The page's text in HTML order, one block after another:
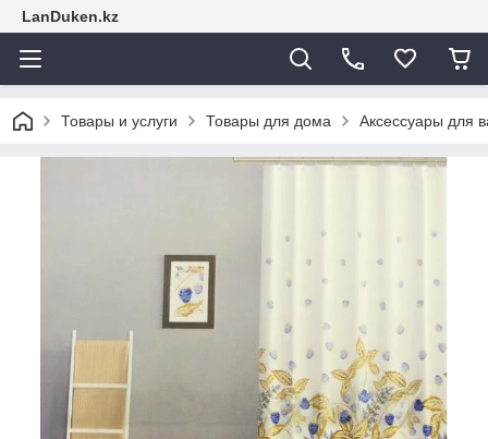
LanDuken.kz
Товары и услуги Товары для дома Аксессуары для